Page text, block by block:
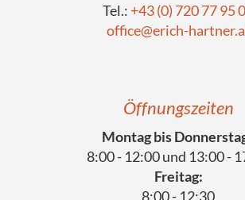
Tel.: +43 (0) 720 77 95
office@erich-
Öffnungszeiten
Montag bis
8:00 - 12:00 und 13:00 -
Freitag:
8:00 - 12:30